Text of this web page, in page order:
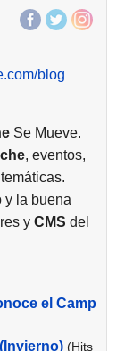
blog
Se Mueve.
, eventos,
y la buena
y CMS del
el Camp
(Hits